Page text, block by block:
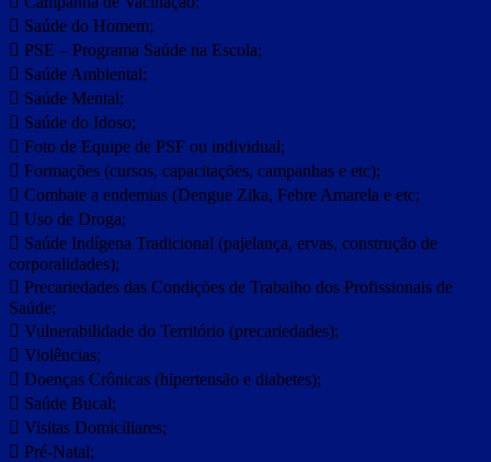
 Saúde do Homem;
 PSE – Programa Saúde na Escola;
 Saúde Ambiental;
 Saúde Mental;
 Saúde do Idoso;
 Foto de Equipe de PSF ou individual;
 Formações (cursos, capacitações, campanhas e etc);
 Combate a endemias (Dengue Zika, Febre Amarela e etc;
 Uso de Droga;
 Saúde Indígena Tradicional (pajelança, ervas, construção de
corporalidades);
 Precariedades das Condições de Trabalho dos Profissionais de
Saúde;
 Vulnerabilidade do Território (precariedades);
 Violências;
 Doenças Crônicas (hipertensão e diabetes);
 Saúde Bucal;
 Visitas Domiciliares;
 Pré-Natal;